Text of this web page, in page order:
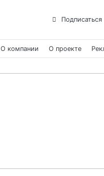
Подписаться
О компании О проекте